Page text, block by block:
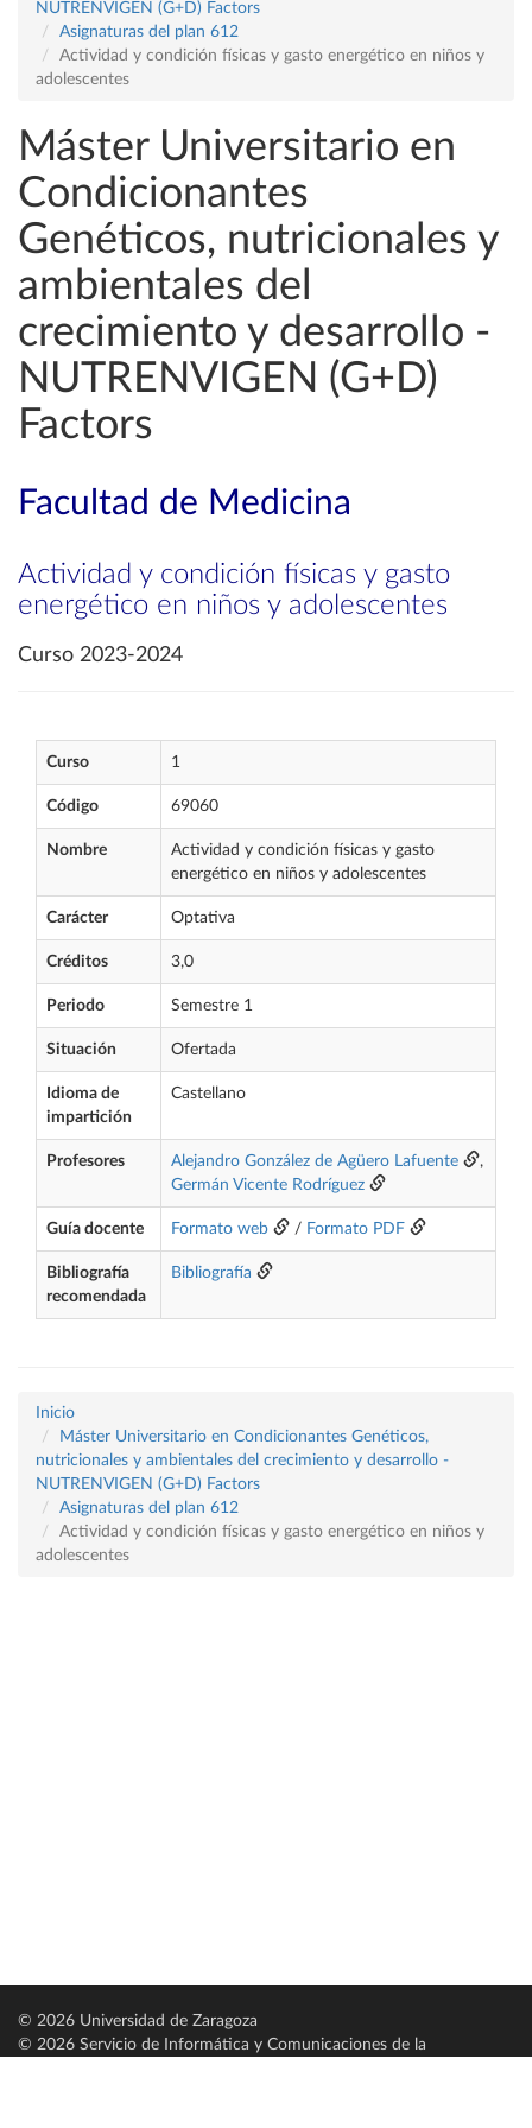
NUTRENVIGEN (G+D) Factors
Asignaturas del plan 612
Actividad y condición físicas y gasto energético en niños y
adolescentes
Máster Universitario en
Condicionantes
Genéticos, nutricionales y
ambientales del
crecimiento y desarrollo -
NUTRENVIGEN (G+D)
Factors
Facultad de Medicina
Actividad y condición físicas y gasto
energético en niños y adolescentes
Curso 2023-2024
Curso 1
Código 69060
Nombre
Actividad y condición físicas y gasto
energético en niños y adolescentes
Carácter Optativa
Créditos 3,0
Periodo Semestre 1
Situación Ofertada
Idioma de
impartición
Castellano
Profesores Alejandro González de Agüero Lafuente
,
Germán Vicente Rodríguez
Guía docente Formato web / Formato PDF
Bibliografía
recomendada
Bibliografía
Inicio
Máster Universitario en Condicionantes Genéticos,
nutricionales y ambientales del crecimiento y desarrollo -
NUTRENVIGEN (G+D) Factors
Asignaturas del plan 612
Actividad y condición físicas y gasto energético en niños y
adolescentes
© 2026 Universidad de Zaragoza
© 2026 Servicio de Informática y Comunicaciones de la